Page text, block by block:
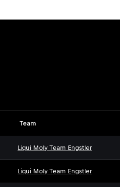
Team
Liqui Moly Team Engstler
Liqui Moly Team Engstler